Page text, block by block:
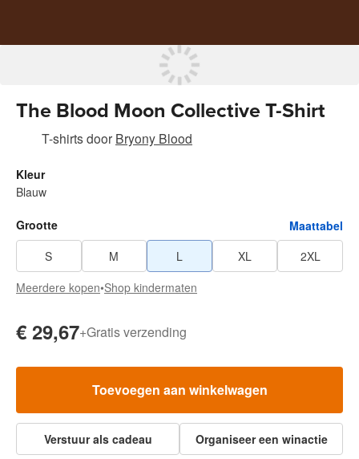
The Blood Moon Collective T-Shirt
T-shirtsdoor Bryony Blood
Kleur
Blauw
Grootte
Maattabel
S
M L XL
2XL
Meerdere kopen•Shop kindermaten
€ 29,67+Gratis verzending
Toevoegen aan winkelwagen
Verstuur als cadeau Organiseer een winactie